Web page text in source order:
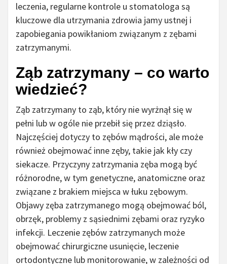
leczenia, regularne kontrole u stomatologa są
kluczowe dla utrzymania zdrowia jamy ustnej i
zapobiegania powikłaniom związanym z zębami
zatrzymanymi.
Ząb zatrzymany – co warto
wiedzieć?
Ząb zatrzymany to ząb, który nie wyrżnął się w
pełni lub w ogóle nie przebił się przez dziąsło.
Najczęściej dotyczy to zębów mądrości, ale może
również obejmować inne zęby, takie jak kły czy
siekacze. Przyczyny zatrzymania zęba mogą być
różnorodne, w tym genetyczne, anatomiczne oraz
związane z brakiem miejsca w łuku zębowym.
Objawy zęba zatrzymanego mogą obejmować ból,
obrzęk, problemy z sąsiednimi zębami oraz ryzyko
infekcji. Leczenie zębów zatrzymanych może
obejmować chirurgiczne usunięcie, leczenie
ortodontyczne lub monitorowanie, w zależności od